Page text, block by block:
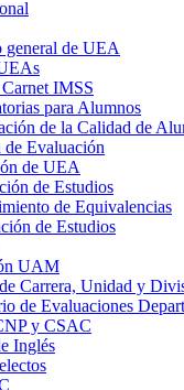
general de UEA
IMSS
para Alumnos
de la Calidad de
de Evaluación
de UEA
de Estudios
de Equivalencias
de Estudios
UAM
Carrera, Unidad y
de Evaluaciones
y CSAC
Inglés